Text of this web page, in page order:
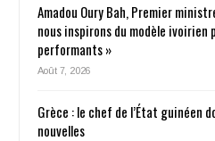
Amadou Oury Bah, Premier
nous inspirons du modèle ivoirien
performants »
Août 7, 2026
Grèce : le chef de l’État guinéen
nouvelles